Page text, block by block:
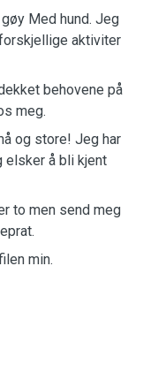
Med hund. Jeg
aktiviter
behovene på
meg.
og store! Jeg har
elsker å bli kjent
to men send meg
min.